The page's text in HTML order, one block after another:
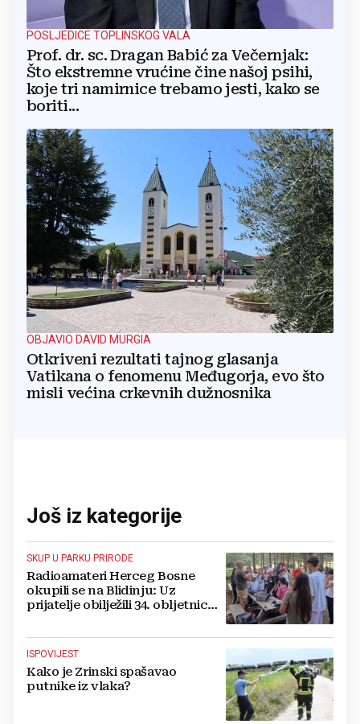
POSLJEDICE TOPLINSKOG VALA
Prof. dr. sc. Dragan Babić za Večernjak:
Što ekstremne vrućine čine našoj psihi,
koje tri namirnice trebamo jesti, kako se
boriti...
OBJAVIO DAVID MURGIA
Otkriveni rezultati tajnog glasanja
Vatikana o fenomenu Međugorja, evo što
misli većina crkevnih dužnosnika
Još iz kategorije
SKUP U PARKU PRIRODE
Radioamateri Herceg Bosne
okupili se na Blidinju: Uz
prijatelje obilježili 34. obljetnicu
ISPOVIJEST
Kako je Zrinski spašavao
putnike iz vlaka?